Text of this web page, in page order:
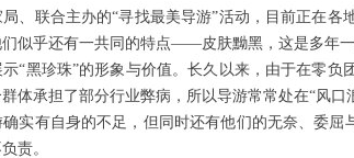
联合主办的“寻找最美导游”活动，目前正在各
似乎还有一共同的特点——皮肤黝黑，这是多年
黑珍珠”的形象与价值。长久以来，由于在零负
体承担了部分行业弊病，所以导游常常处在“风口
有自身的不足，但同时还有他们的无奈、委屈
责。